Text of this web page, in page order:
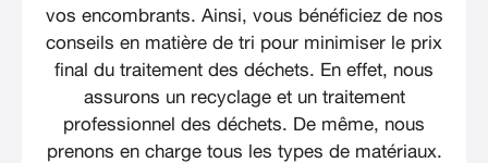
vos encombrants. Ainsi, vous bénéficiez de nos
conseils en matière de tri pour minimiser le prix
final du traitement des déchets. En effet, nous
assurons un recyclage et un traitement
professionnel des déchets. De même, nous
prenons en charge tous les types de matériaux.